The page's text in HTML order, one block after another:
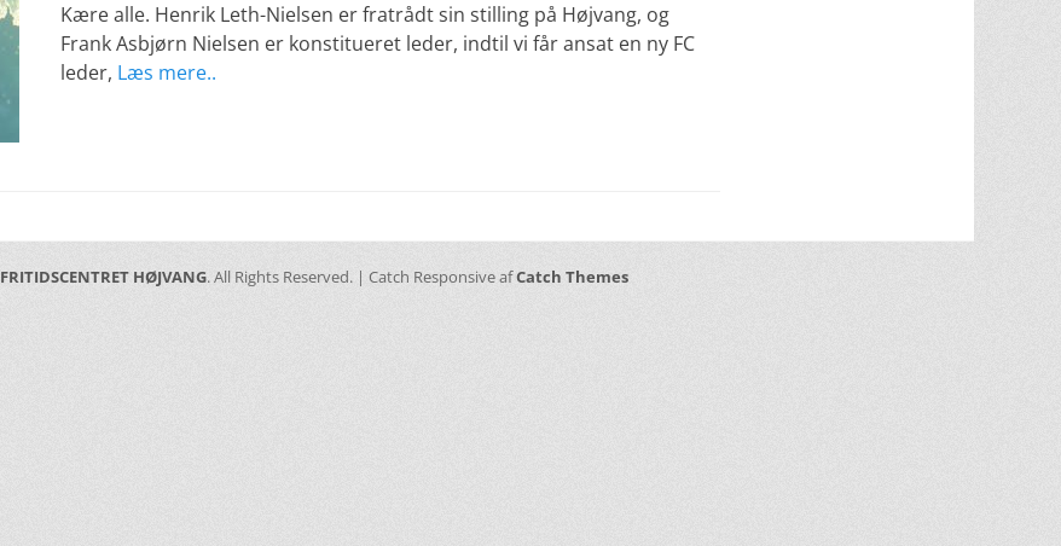
Kære alle. Henrik Leth-Nielsen er fratrådt sin stilling på Højvang, og
Frank Asbjørn Nielsen er konstitueret leder, indtil vi får ansat en ny FC
leder, Læs mere..
FRITIDSCENTRET HØJVANG. All Rights Reserved. | Catch Responsive afCatch Themes